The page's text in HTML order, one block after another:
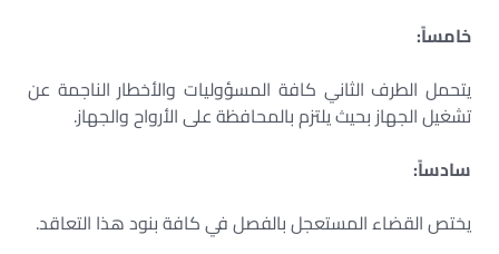
خامساً:
يتحمل الطرف الثاني كافة المسؤوليات والأخطار الناجمة عن
تشغيل الجهاز بحيث يلتزم بالمحافظة على الأرواح والجهاز.
سادساً:
يختص القضاء المستعجل بالفصل في كافة بنود هذا التعاقد.